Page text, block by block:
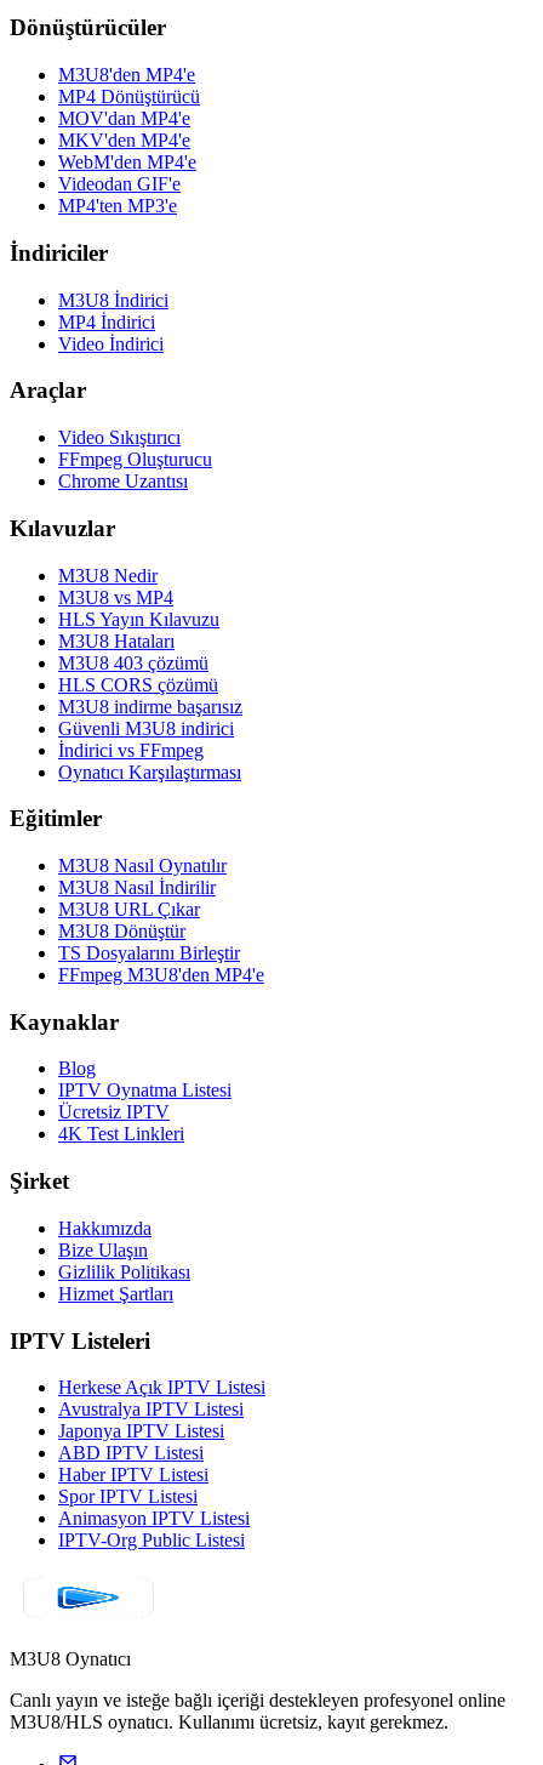
Dönüştürücüler
M3U8'den MP4'e
MP4 Dönüştürücü
MOV'dan MP4'e
MKV'den MP4'e
WebM'den MP4'e
Videodan GIF'e
MP4'ten MP3'e
İndiriciler
M3U8 İndirici
MP4 İndirici
Video İndirici
Araçlar
Video Sıkıştırıcı
FFmpeg Oluşturucu
Chrome Uzantısı
Kılavuzlar
M3U8 Nedir
M3U8 vs MP4
HLS Yayın Kılavuzu
M3U8 Hataları
M3U8 403 çözümü
HLS CORS çözümü
M3U8 indirme başarısız
Güvenli M3U8 indirici
İndirici vs FFmpeg
Oynatıcı Karşılaştırması
Eğitimler
M3U8 Nasıl Oynatılır
M3U8 Nasıl İndirilir
M3U8 URL Çıkar
M3U8 Dönüştür
TS Dosyalarını Birleştir
FFmpeg M3U8'den MP4'e
Kaynaklar
Blog
IPTV Oynatma Listesi
Ücretsiz IPTV
4K Test Linkleri
Şirket
Hakkımızda
Bize Ulaşın
Gizlilik Politikası
Hizmet Şartları
IPTV Listeleri
Herkese Açık IPTV Listesi
Avustralya IPTV Listesi
Japonya IPTV Listesi
ABD IPTV Listesi
Haber IPTV Listesi
Spor IPTV Listesi
Animasyon IPTV Listesi
IPTV-Org Public Listesi
M3U8 Oynatıcı
Canlı yayın ve isteğe bağlı içeriği destekleyen profesyonel online
M3U8/HLS oynatıcı. Kullanımı ücretsiz, kayıt gerekmez.